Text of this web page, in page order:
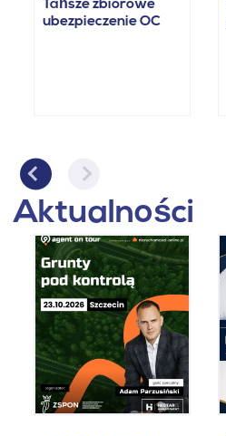
Tańsze zbiorowe
ubezpieczenie OC
Aktualności